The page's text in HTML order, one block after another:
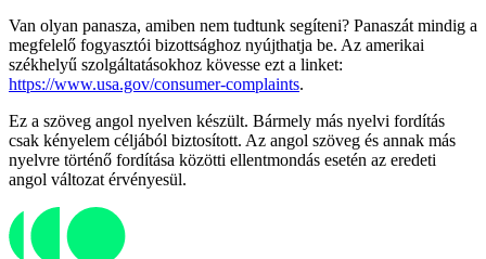
Van olyan panasza, amiben nem tudtunk segíteni? Panaszát mindig a
megfelelő fogyasztói bizottsághoz nyújthatja be. Az amerikai
székhelyű szolgáltatásokhoz kövesse ezt a linket:
https://www.usa.gov/consumer-complaints.
Ez a szöveg angol nyelven készült. Bármely más nyelvi fordítás
csak kényelem céljából biztosított. Az angol szöveg és annak más
nyelvre történő fordítása közötti ellentmondás esetén az eredeti
angol változat érvényesül.